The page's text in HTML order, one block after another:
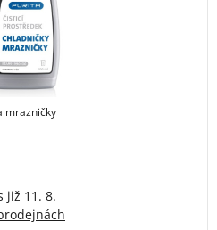
mrazničky
již 11. 8.